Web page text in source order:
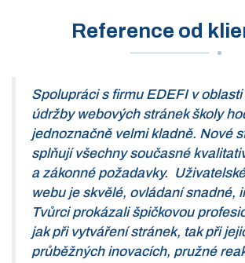
Reference od
Spolupráci s firmu EDEFI v
údržby webových stránek školy
jednoznačně velmi kladně. Nové
splňují všechny současné
a zákonné požadavky.
webu je skvělé, ovládaní snadné,
Tvůrci prokázali špičkovou
jak při vytváření stránek, tak při
průběžných inovacích, pružné